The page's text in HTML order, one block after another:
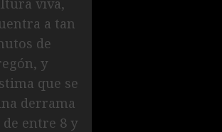
a tan
de
y
que se
derrama
entre 8 y